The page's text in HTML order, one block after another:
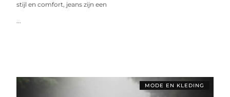
stijl en comfort, jeans zijn een
...
MODE EN KLEDING